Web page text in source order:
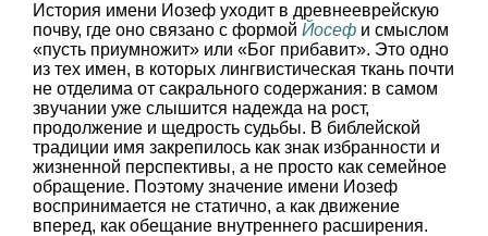
История имени Иозеф уходит в древнееврейскую
почву, где оно связано с формой Йосеф и смыслом
«пусть приумножит» или «Бог прибавит». Это одно
из тех имен, в которых лингвистическая ткань почти
не отделима от сакрального содержания: в самом
звучании уже слышится надежда на рост,
продолжение и щедрость судьбы. В библейской
традиции имя закрепилось как знак избранности и
жизненной перспективы, а не просто как семейное
обращение. Поэтому значение имени Иозеф
воспринимается не статично, а как движение
вперед, как обещание внутреннего расширения.